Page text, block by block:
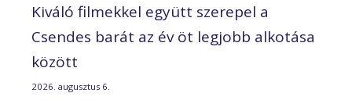
Kiváló filmekkel együtt szerepel a
Csendes barát az év öt legjobb alkotása
között
2026. augusztus 6.